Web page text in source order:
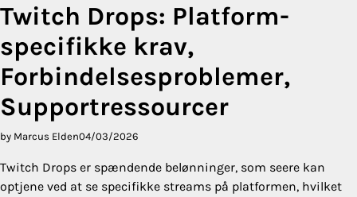
Twitch Drops: Platform-
specifikke krav,
Forbindelsesproblemer,
Supportressourcer
by Marcus Elden04/03/2026
Twitch Drops er spændende belønninger, som seere kan
optjene ved at se specifikke streams på platformen, hvilket